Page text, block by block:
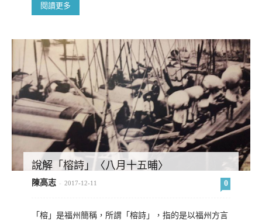
閱讀更多
說解「榕詩」〈八月十五晡〉
陳高志 - 2017-12-11 0
「榕」是福州簡稱，所謂「榕詩」，指的是以福州方言